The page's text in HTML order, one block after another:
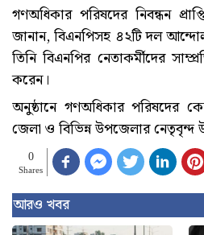
গণঅধিকার পরিষদের নিবন্ধন
জানান, বিএনপিসহ ৪২টি দল
তিনি বিএনপির নেতাকর্মীদের
করেন।
অনুষ্ঠানে গণঅধিকার পরিষদের
জেলা ও বিভিন্ন উপজেলার নেতৃবৃন্দ
0
Shares
আরও খবর